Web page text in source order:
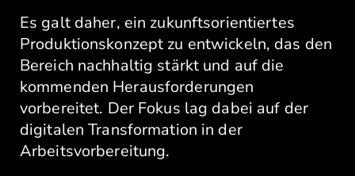
Es galt daher, ein zukunftsorientiertes
Produktionskonzept zu entwickeln, das den
Bereich nachhaltig stärkt und auf die
kommenden Herausforderungen
vorbereitet. Der Fokus lag dabei auf der
digitalen Transformation in der
Arbeitsvorbereitung.